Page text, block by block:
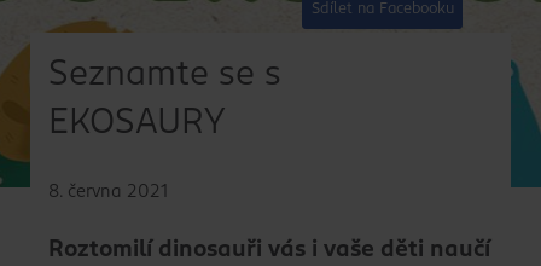
Seznamte se s
EKOSAURY
Sdílet na Facebooku
8. června 2021
Roztomilí dinosauři vás i vaše děti naučí